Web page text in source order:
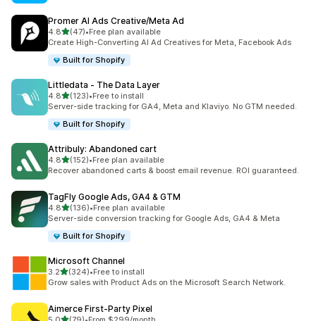
Promer AI Ads Creative/Meta Ad
4.8เต็ม 5 ดาว
(47)
ทั้งหมด 47 รีวิว
•Free plan available
Create High-Converting AI Ad Creatives for Meta, Facebook Ads
Built for Shopify
Littledata ‑ The Data Layer
4.8เต็ม 5 ดาว
(123)
ทั้งหมด 123 รีวิว
•Free to install
Server-side tracking for GA4, Meta and Klaviyo. No GTM needed.
Built for Shopify
Attribuly: Abandoned cart
4.8เต็ม 5 ดาว
(152)
ทั้งหมด 152 รีวิว
•Free plan available
Recover abandoned carts & boost email revenue. ROI guaranteed.
TagFly Google Ads, GA4 & GTM
4.8เต็ม 5 ดาว
(136)
ทั้งหมด 136 รีวิว
•Free plan available
Server-side conversion tracking for Google Ads, GA4 & Meta
Built for Shopify
Microsoft Channel
3.2เต็ม 5 ดาว
(324)
ทั้งหมด 324 รีวิว
•Free to install
Grow sales with Product Ads on the Microsoft Search Network.
Aimerce First‑Party Pixel
เต็ม 5 ดาว